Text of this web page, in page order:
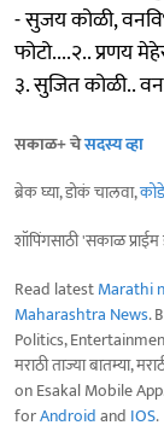
- सुजय कोळी,
फोटो....२.. प्रणय
३. सुजित कोळी..
सकाळ+ चेसदस्य व्हा
ब्रेक घ्या, डोकं चालवा,
शॉपिंगसाठी 'सकाळ
Read latestMarathi
Maharashtra News.
Politics,
मराठी ताज्या बातम्या,
on Esakal Mobile
forAndroidand IOS.